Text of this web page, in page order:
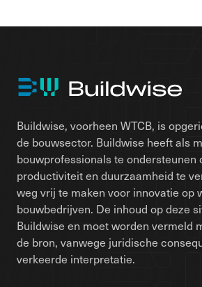
Buildwise, voorheen WTCB, is
de bouwsector. Buildwise heeft als
bouwprofessionals te ondersteunen
productiviteit en duurzaamheid te
weg vrij te maken voor innovatie op
bouwbedrijven. De inhoud op deze
Buildwise en moet worden vermeld
de bron, vanwege juridische
verkeerde interpretatie.